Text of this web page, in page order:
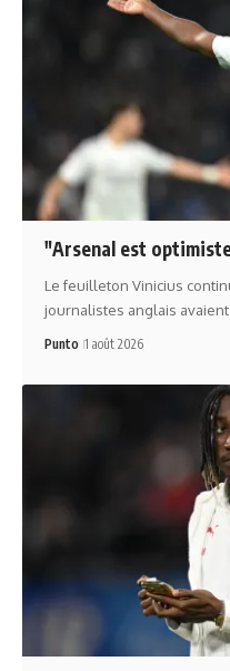
"Arsenal est
Le feuilleton Vinicius
journalistes anglais
Punto 1 août 2026